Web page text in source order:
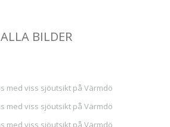
ALLA BILDER